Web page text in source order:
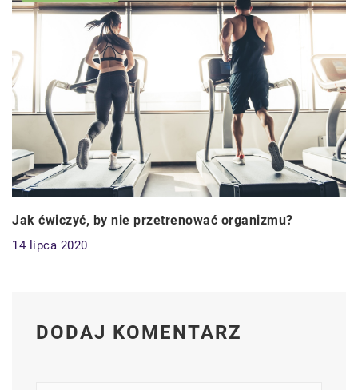
Jak ćwiczyć, by nie przetrenować organizmu?
14 lipca 2020
DODAJ KOMENTARZ